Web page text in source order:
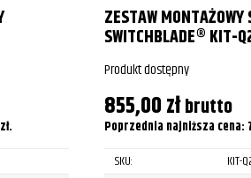
2016
2016
1995
zł.
ZESTAW MONTAŻOWY
SWITCHBLADE® KIT-
Produkt dostępny
855,00złbrutto
Poprzednia najniższa cena:
SKU:
KIT-